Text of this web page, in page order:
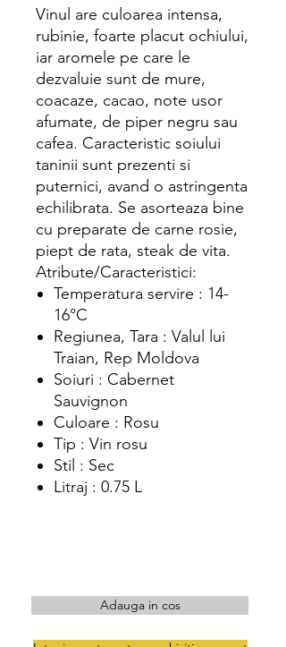
Vinul are culoarea intensa,
rubinie, foarte placut ochiului,
iar aromele pe care le
dezvaluie sunt de mure,
coacaze, cacao, note usor
afumate, de piper negru sau
cafea. Caracteristic soiului
taninii sunt prezenti si
puternici, avand o astringenta
echilibrata. Se asorteaza bine
cu preparate de carne rosie,
piept de rata, steak de vita.
Atribute/Caracteristici:
Temperatura servire : 14-
16°C
Regiunea, Tara : Valul lui
Traian, Rep Moldova
Soiuri : Cabernet
Sauvignon
Culoare : Rosu
Tip : Vin rosu
Stil : Sec
Litraj : 0.75 L
Adauga in cos